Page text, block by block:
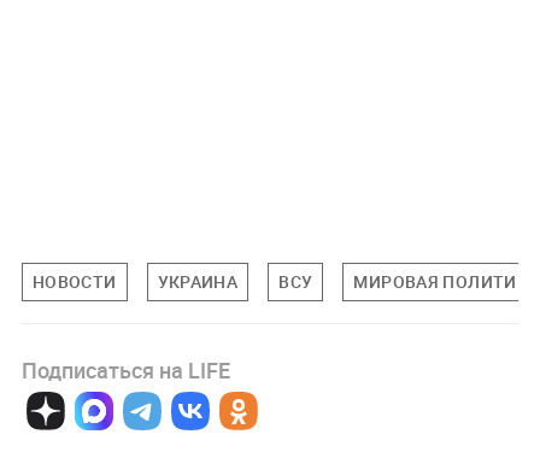
НОВОСТИ УКРАИНА ВСУ МИРОВАЯ ПОЛИТИКА
Подписаться на LIFE